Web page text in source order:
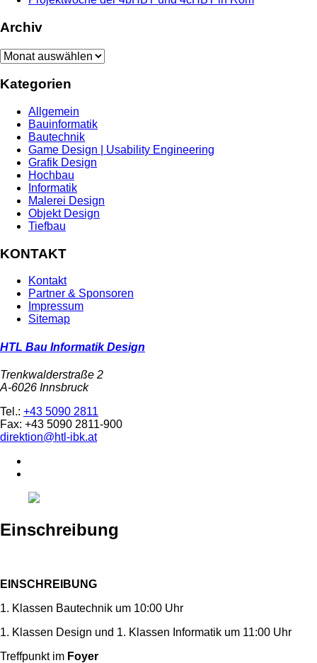
Archiv
Archiv
Kategorien
Allgemein
Bauinformatik
Bautechnik
Game Design | Usability Engineering
Grafik Design
Hochbau
Informatik
Malerei Design
Objekt Design
Tiefbau
KONTAKT
Kontakt
Partner & Sponsoren
Impressum
Sitemap
HTL Bau Informatik Design
Trenkwalderstraße 2
A-6026 Innsbruck
Tel.: +43 5090 2811
Fax: +43 5090 2811-900
direktion@htl-ibk.at
Einschreibung
EINSCHREIBUNG
1. Klassen Bautechnik um 10:00 Uhr
1. Klassen Design und 1. Klassen Informatik um 11:00 Uhr
Treffpunkt im Foyer